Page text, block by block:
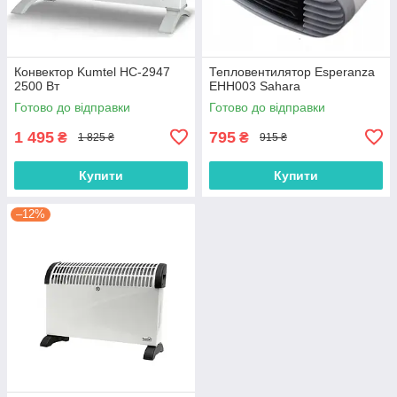
Конвектор Kumtel HC-2947
2500 Вт
Готово до відправки
1 495 ₴ 1 825 ₴
Купити
Тепловентилятор Esperanza
EHH003 Sahara
Готово до відправки
795 ₴ 915 ₴
Купити
–12%